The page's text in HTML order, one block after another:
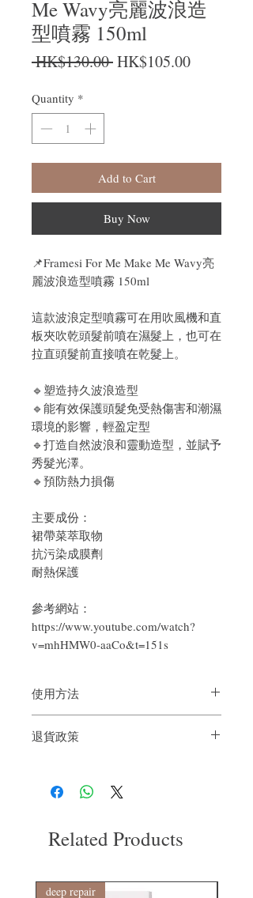
Me Wavy亮麗波浪造
型噴霧 150ml
HK$130.00 Regular Price
HK$105.00Sale Price
Quantity *
Add to Cart
Buy Now
📌Framesi For Me Make Me Wavy亮
麗波浪造型噴霧 150ml
這款波浪定型噴霧可在用吹風機和直
板夾吹乾頭髮前噴在濕髮上，也可在
拉直頭髮前直接噴在乾髮上。
🔹塑造持久波浪造型
🔹能有效保護頭髮免受熱傷害和潮濕
環境的影響，輕盈定型
🔹打造自然波浪和靈動造型，並賦予
秀髮光澤。
🔹預防熱力損傷
主要成份：
裙帶菜萃取物
抗污染成膜劑
耐熱保護
參考網站：
https://www.youtube.com/watch?
v=mhHMW0-aaCo&t=151s
使用方法
髮夾造型。
退貨政策
到我們的產品後的前7天內通過電子郵件
Related Products
deep repair